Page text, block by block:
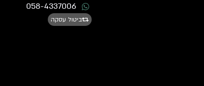
058-4337006
ביטול עסקה